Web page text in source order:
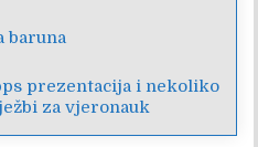
baruna
prezentacija i nekoliko
za vjeronauk